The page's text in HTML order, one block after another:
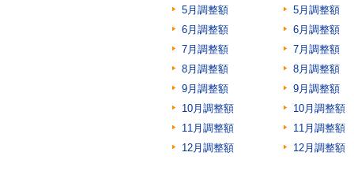
5月調整額
6月調整額
7月調整額
8月調整額
9月調整額
10月調整額
11月調整額
12月調整額
5月調整額
6月調整額
7月調整額
8月調整額
9月調整額
10月調整額
11月調整額
12月調整額